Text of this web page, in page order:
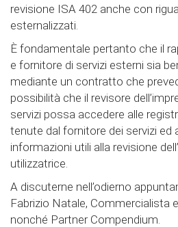
revisione ISA 402 anche con
esternalizzati.
È fondamentale pertanto che il
e fornitore di servizi esterni sia
mediante un contratto che
possibilità che il revisore
servizi possa accedere alle
tenute dal fornitore dei servizi ed
informazioni utili alla revisione
utilizzatrice.
A discuterne nell’odierno
Fabrizio Natale, Commercialista
nonché Partner Compendium.